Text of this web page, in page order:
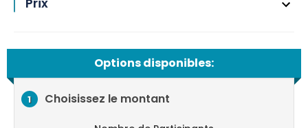
Options disponibles:
1 Choisissez le montant